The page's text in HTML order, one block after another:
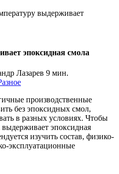
выдерживает
эпоксидная смола
Лазарев 9 мин.
производственные
без эпоксидных смол,
в разных условиях. Чтобы
эпоксидная
изучить состав, физико-
эксплуатационные